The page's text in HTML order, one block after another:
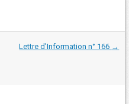
Lettre d’Information n° 166 →